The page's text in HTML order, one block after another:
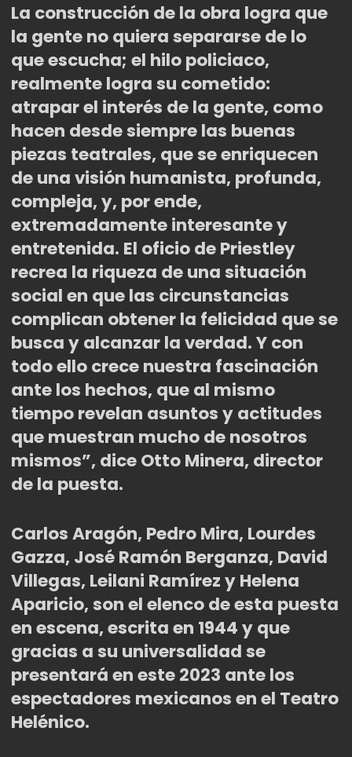
La construcción de la obra logra que
la gente no quiera separarse de lo
que escucha; el hilo policiaco,
realmente logra su cometido:
atrapar el interés de la gente, como
hacen desde siempre las buenas
piezas teatrales, que se enriquecen
de una visión humanista, profunda,
compleja, y, por ende,
extremadamente interesante y
entretenida. El oficio de Priestley
recrea la riqueza de una situación
social en que las circunstancias
complican obtener la felicidad que se
busca y alcanzar la verdad. Y con
todo ello crece nuestra fascinación
ante los hechos, que al mismo
tiempo revelan asuntos y actitudes
que muestran mucho de nosotros
mismos”, dice Otto Minera, director
de la puesta.
Carlos Aragón, Pedro Mira, Lourdes
Gazza, JoséRamón Berganza, David
Villegas, Leilani Ramírez y Helena
Aparicio, son el elenco de esta puesta
en escena, escrita en 1944 y que
gracias a su universalidad se
presentará en este 2023 ante los
espectadores mexicanos en el Teatro
Helénico.